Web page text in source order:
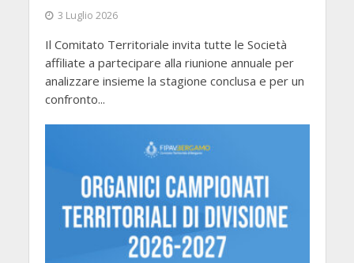
3 Luglio 2026
Il Comitato Territoriale invita tutte le Società
affiliate a partecipare alla riunione annuale per
analizzare insieme la stagione conclusa e per un
confronto...